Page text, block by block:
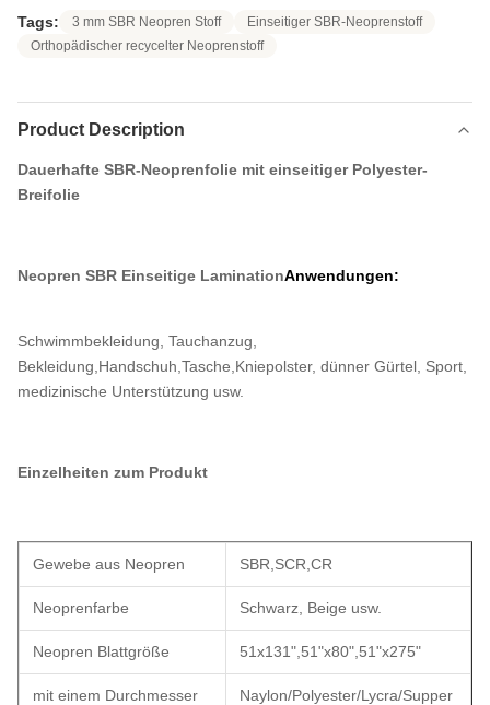
Tags: 3 mm SBR Neopren Stoff
Einseitiger SBR-Neoprenstoff
Orthopädischer recycelter Neoprenstoff
Product Description
Dauerhafte SBR-Neoprenfolie mit einseitiger Polyester-
Breifolie
Neopren SBR Einseitige LaminationAnwendungen:
Schwimmbekleidung, Tauchanzug,
Bekleidung,Handschuh,Tasche,Kniepolster, dünner Gürtel, Sport,
medizinische Unterstützung usw.
Einzelheiten zum Produkt
Gewebe aus Neopren SBR,SCR,CR
Neoprenfarbe Schwarz, Beige usw.
Neopren Blattgröße 51x131",51"x80",51"x275"
mit einem Durchmesser
Naylon/Polyester/Lycra/Supper